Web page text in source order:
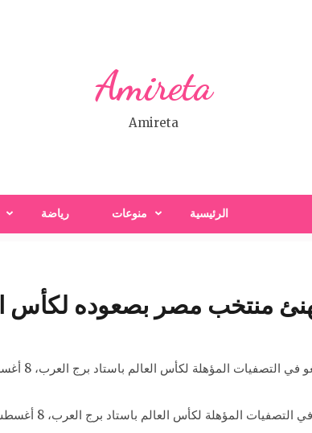
Amireta
Amireta
الرئيسية منوعات رياضة
منتخب مصر بصعوده لكأس
المؤهلة لكأس العالم باستاد برج العرب، 8 أغسطس 2017.